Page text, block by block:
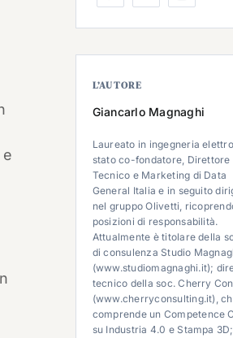
L’AUTORE
Giancarlo Magnaghi
Laureato in ingegneria
stato co-fondatore, Direttore
Tecnico e Marketing di Data
General Italia e in seguito
nel gruppo Olivetti,
posizioni di responsabilità.
Attualmente è titolare della
di consulenza Studio
(www.studiomagnaghi.it);
tecnico della soc. Cherry
(www.cherryconsulting.it),
comprende un Competence
su Industria 4.0 e Stampa 3D;